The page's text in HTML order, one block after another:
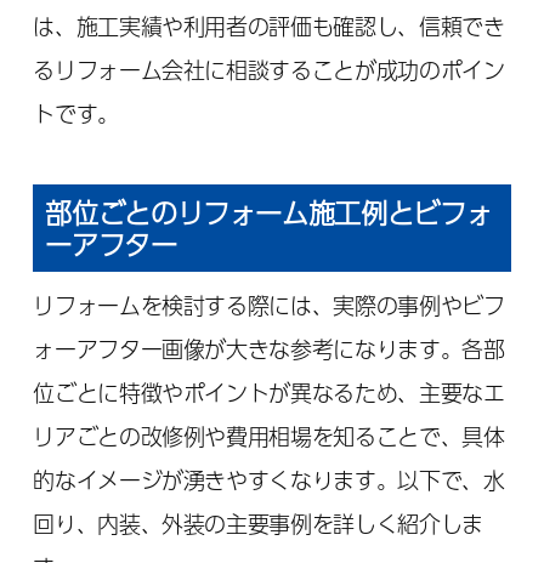
は、施工実績や利用者の評価も確認し、信頼でき
るリフォーム会社に相談することが成功のポイン
トです。
部位ごとのリフォーム施工例とビフォ
ーアフター
リフォームを検討する際には、実際の事例やビフ
ォーアフター画像が大きな参考になります。各部
位ごとに特徴やポイントが異なるため、主要なエ
リアごとの改修例や費用相場を知ることで、具体
的なイメージが湧きやすくなります。以下で、水
回り、内装、外装の主要事例を詳しく紹介しま